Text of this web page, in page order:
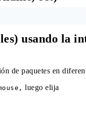
usando la
de paquetes en
luego elija